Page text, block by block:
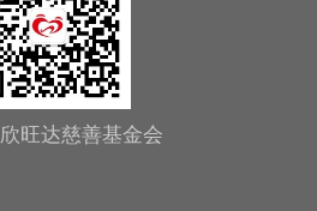
旺达慈善基金会